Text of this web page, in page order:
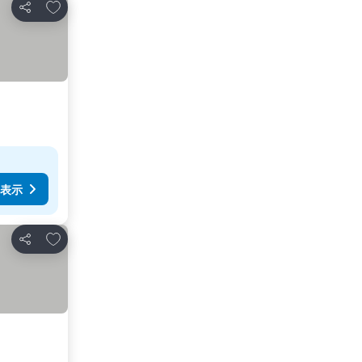
シェア
お気に入りに追加
示
シェア
お気に入りに追加